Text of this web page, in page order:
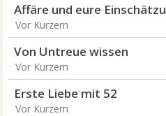
Affäre und eure
Vor Kurzem
Von Untreue wissen
Vor Kurzem
Erste Liebe mit 52
Vor Kurzem